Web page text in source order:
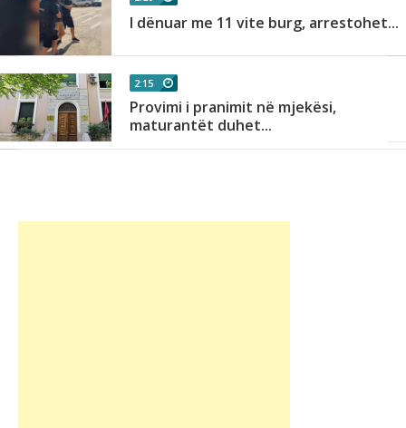
I dënuar me 11 vite burg, arrestohet...
2:15
Provimi i pranimit në mjekësi,
maturantët duhet...